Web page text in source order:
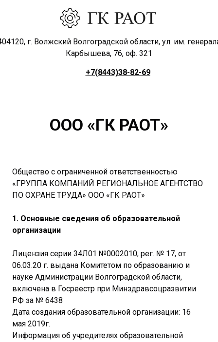
г. Волжский Волгоградской области, ул. им.
Карбышева, 76, оф. 321
+7(8443)38-82-69
ООО «ГК РАОТ»
Общество с ограниченной ответственностью
«ГРУППА КОМПАНИЙ РЕГИОНАЛЬНОЕ АГЕНТСТВО
ПО ОХРАНЕ ТРУДА» ООО «ГК РАОТ»
1. Основные сведения об образовательной
организации
Лицензия серии 34Л01 №0002010, рег. № 17, от
06.03.20 г. выдана Комитетом по образованию и
науке Администрации Волгоградской области,
включена в Госреестр при Минздравсоцразвитии
РФ за № 6438
Дата создания образовательной организации: 16
мая 2019г.
Информация об учредителях образовательной